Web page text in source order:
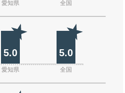
愛知県 全国
5.0 5.0
愛知県 全国